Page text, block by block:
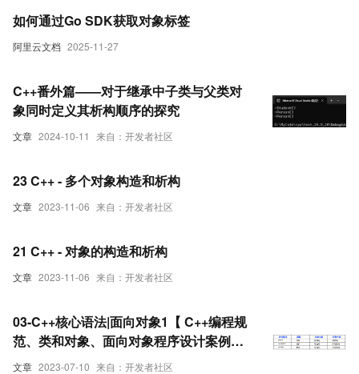
阿里云文档 2025-11-27
如何通过Go SDK获取对象标签
文章 2024-10-11 来自：开发者社区
C++番外篇——对于继承中子类与父类对
象同时定义其析构顺序的探究
文章 2023-11-06 来自：开发者社区
23 C++ - 多个对象构造和析构
文章 2023-11-06 来自：开发者社区
21 C++ - 对象的构造和析构
文章 2023-07-10 来自：开发者社区
03-C++核心语法|面向对象1【 C++编程规
范、类和对象、面向对象程序设计案例、
对象的构造和析构、C++面向对象模型初